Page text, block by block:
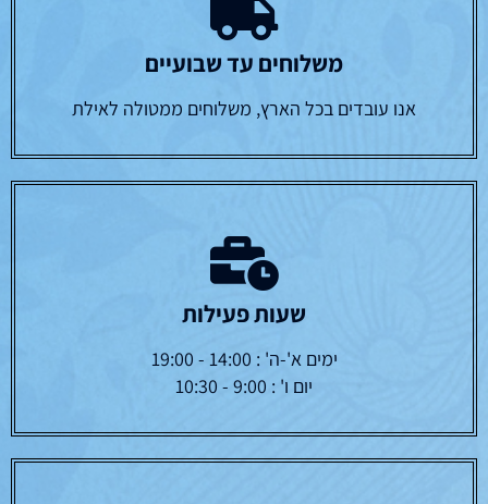
משלוחים עד שבועיים
אנו עובדים בכל הארץ, משלוחים ממטולה לאילת
שעות פעילות
ימים א'-ה' : 14:00 - 19:00
יום ו' : 9:00 - 10:30